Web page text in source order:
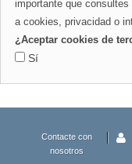
importante que
a cookies, privacidad o
¿Aceptar cookies de
Sí
Contacte con
nosotros